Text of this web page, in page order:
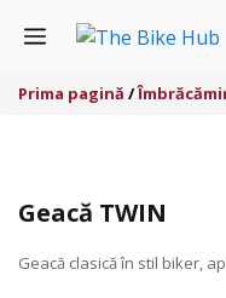
Menu
Prima pagină /
Geacă TWIN
Geacă clasică în stil biker,